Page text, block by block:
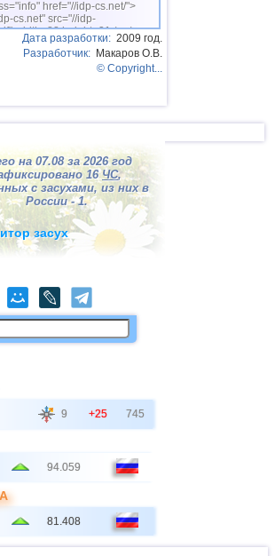
href="//idp-cs.net/">
cs.net" src="//idp-
width=88 height=31 /></a>
Дата разработки: 2009 год.
Разработчик: Макаров О.В.
© Copyright...
на 07.08 за 2026 год
16ЧС,
с засухами, из них в
России - 1.
засух
9 +25 745
94.059
81.408